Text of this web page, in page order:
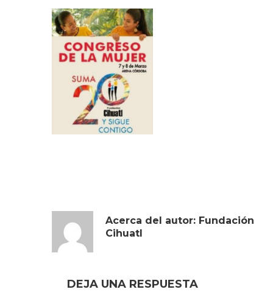
Acerca del autor: Fundación
Cihuatl
DEJA UNA RESPUESTA